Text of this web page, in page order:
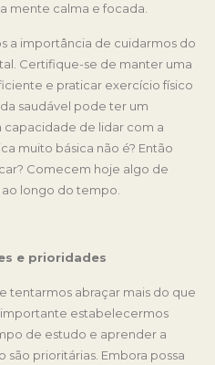
mente calma e focada.
a importância de cuidarmos do
Certifique-se de manter uma
e praticar exercício físico
saudável pode ter um
capacidade de lidar com a
muito básica não é? Então
Comecem hoje algo de
longo do tempo.
e prioridades
tentarmos abraçar mais do que
estabelecermos
de estudo e aprender a
são prioritárias. Embora possa